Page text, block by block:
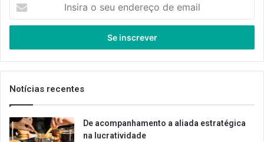
seu
de
email
Notícias recentes
De acompanhamento a aliada estratégica
na lucratividade